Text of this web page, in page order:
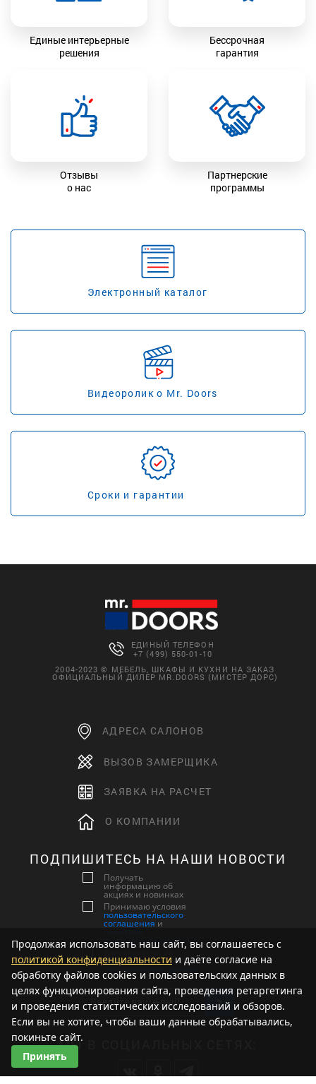
Единые интерьерные
решения
Бессрочная
гарантия
Отзывы
о нас
Партнерские
программы
Электронный каталог
Видеоролик о Mr. Doors
Сроки и гарантии
ЕДИНЫЙ ТЕЛЕФОН
+7 (499) 550-01-10
2004-2023 © МЕБЕЛЬ, ШКАФЫ И КУХНИ НА ЗАКАЗ
ОФИЦИАЛЬНЫЙ ДИЛЕР MR.DOORS (МИСТЕР ДОРС)
АДРЕСА САЛОНОВ
ВЫЗОВ ЗАМЕРЩИКА
ЗАЯВКА НА РАСЧЕТ
О КОМПАНИИ
ПОДПИШИТЕСЬ НА НАШИ НОВОСТИ
Получать
информацию об
акциях и новинках
Принимаю условия
пользовательского
соглашения и
конфиденциальности
обработку
персональных данных
МЫ В СОЦИАЛЬНЫХ СЕТЯХ:
Продолжая использовать наш сайт, вы соглашаетесь с
политикой конфиденциальности и даёте согласие на
обработку файлов cookies и пользовательских данных в
целях функционирования сайта, проведения ретаргетинга
и проведения статистических исследований и обзоров.
Если вы не хотите, чтобы ваши данные обрабатывались,
покиньте сайт.
Принять